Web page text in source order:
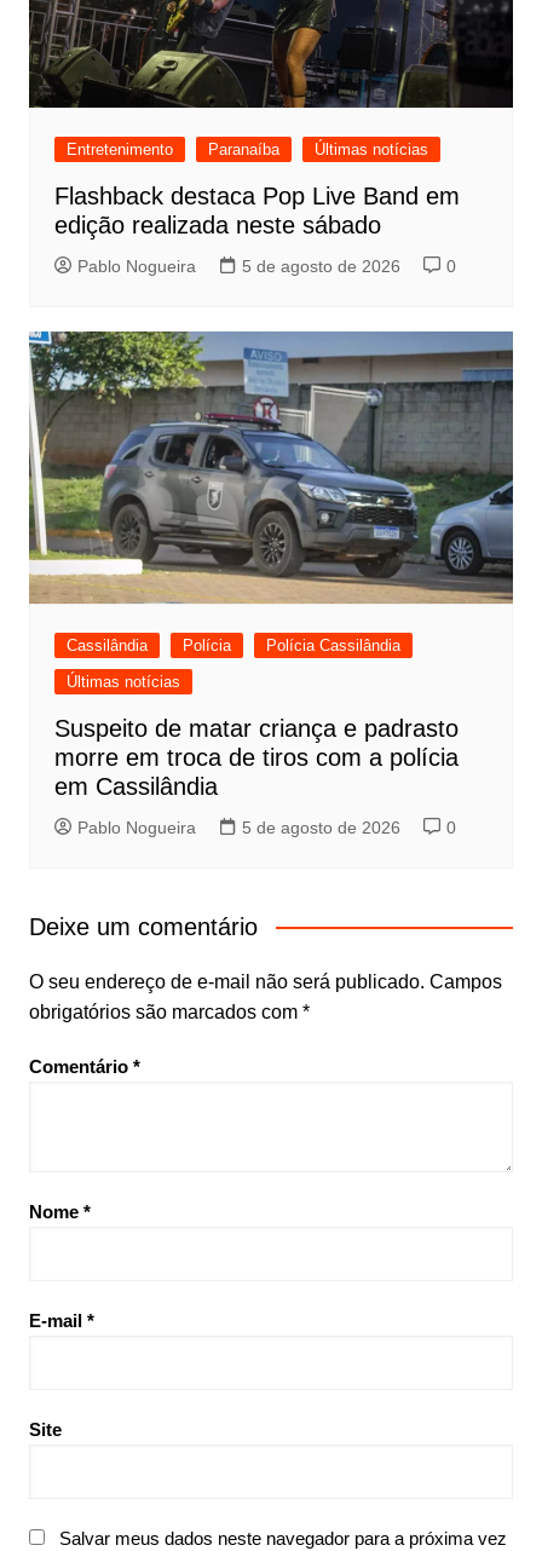
Entretenimento Paranaíba Últimas notícias
Flashback destaca Pop Live Band em
edição realizada neste sábado
Pablo Nogueira 5 de agosto de 2026 0
Cassilândia Polícia
Polícia Cassilândia
Últimas notícias
Suspeito de matar criança e padrasto
morre em troca de tiros com a polícia
em Cassilândia
Pablo Nogueira 5 de agosto de 2026 0
Deixe um comentário
O seu endereço de e-mail não será publicado. Campos
obrigatórios são marcados com *
Comentário *
Nome *
E-mail *
Site
Salvar meus dados neste navegador para a próxima vez